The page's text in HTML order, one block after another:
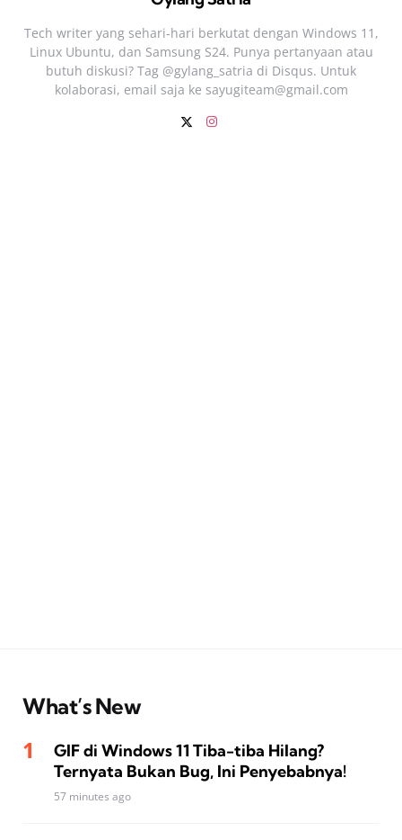
Tech writer yang sehari‑hari berkutat dengan Windows 11,
Linux Ubuntu, dan Samsung S24. Punya pertanyaan atau
butuh diskusi? Tag @gylang_satria di Disqus. Untuk
kolaborasi, email saja ke sayugiteam@gmail.com
What’s New
GIF di Windows 11 Tiba-tiba Hilang?
Ternyata Bukan Bug, Ini Penyebabnya!
57 minutes ago